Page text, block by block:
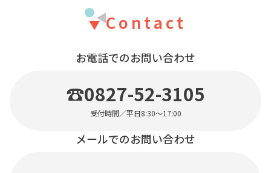
Contact
お電話でのお問い合わせ
☎0827-52-3105
受付時間／平日8:30〜17:00
メールでのお問い合わせ